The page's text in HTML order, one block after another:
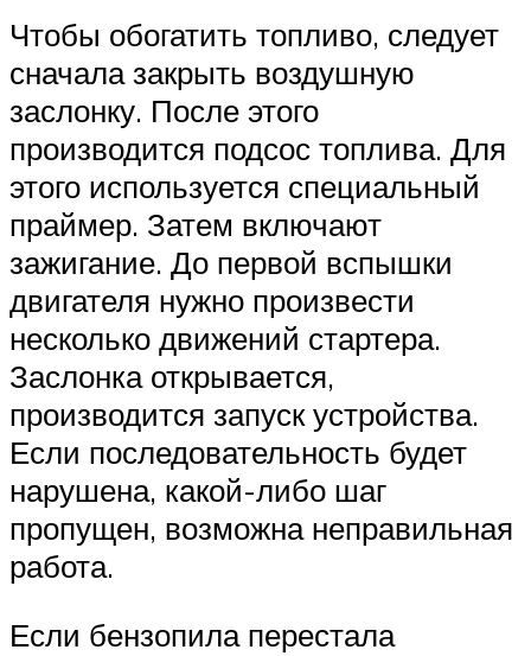
Чтобы обогатить топливо, следует
сначала закрыть воздушную
заслонку. После этого
производится подсос топлива. Для
этого используется специальный
праймер. Затем включают
зажигание. До первой вспышки
двигателя нужно произвести
несколько движений стартера.
Заслонка открывается,
производится запуск устройства.
Если последовательность будет
нарушена, какой-либо шаг
пропущен, возможна неправильная
работа.
Если бензопила перестала